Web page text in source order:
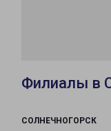
Филиалы в
СОЛНЕЧНОГОРСК